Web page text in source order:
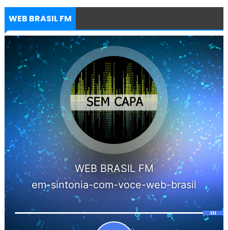
WEB BRASIL FM